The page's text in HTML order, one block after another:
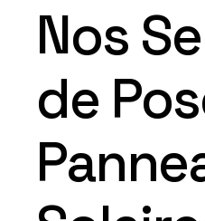
Nos
de